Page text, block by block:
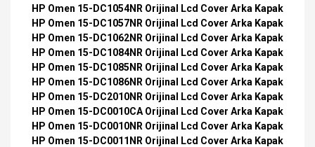
HP Omen 15-DC1054NR Orijinal Lcd Cover Arka Kapak
HP Omen 15-DC1057NR Orijinal Lcd Cover Arka Kapak
HP Omen 15-DC1062NR Orijinal Lcd Cover Arka Kapak
HP Omen 15-DC1084NR Orijinal Lcd Cover Arka Kapak
HP Omen 15-DC1085NR Orijinal Lcd Cover Arka Kapak
HP Omen 15-DC1086NR Orijinal Lcd Cover Arka Kapak
HP Omen 15-DC2010NR Orijinal Lcd Cover Arka Kapak
HP Omen 15-DC0010CA Orijinal Lcd Cover Arka Kapak
HP Omen 15-DC0010NR Orijinal Lcd Cover Arka Kapak
HP Omen 15-DC0011NR Orijinal Lcd Cover Arka Kapak